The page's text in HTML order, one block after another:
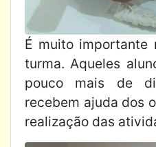
É muito importante
turma. Aqueles
pouco mais de
recebem ajuda dos
realização das